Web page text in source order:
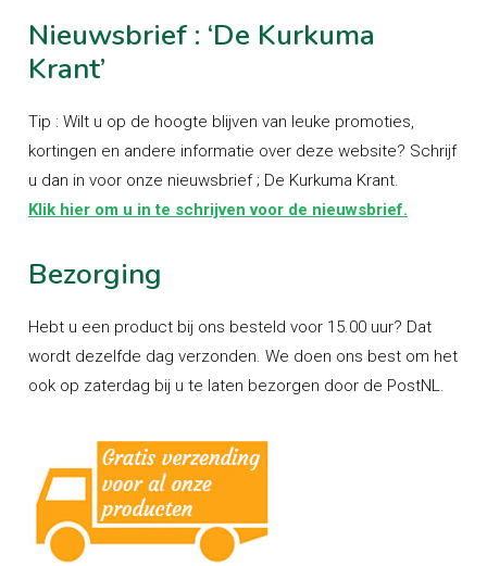
Nieuwsbrief : ‘De Kurkuma
Krant’
Tip : Wilt u op de hoogte blijven van leuke promoties,
kortingen en andere informatie over deze website? Schrijf
u dan in voor onze nieuwsbrief ; De Kurkuma Krant.
Klik hier om u in te schrijven voor de nieuwsbrief.
Bezorging
Hebt u een product bij ons besteld voor 15.00 uur? Dat
wordt dezelfde dag verzonden. We doen ons best om het
ook op zaterdag bij u te laten bezorgen door de PostNL.